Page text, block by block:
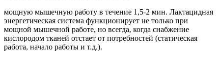
мощную мышечную работу в течение 1,5-2 мин. Лактацидная
энергетическая система функционирует не только при
мощной мышечной работе, но всегда, когда снабжение
кислородом тканей отстает от потребностей (статическая
работа, начало работы и т.д.).